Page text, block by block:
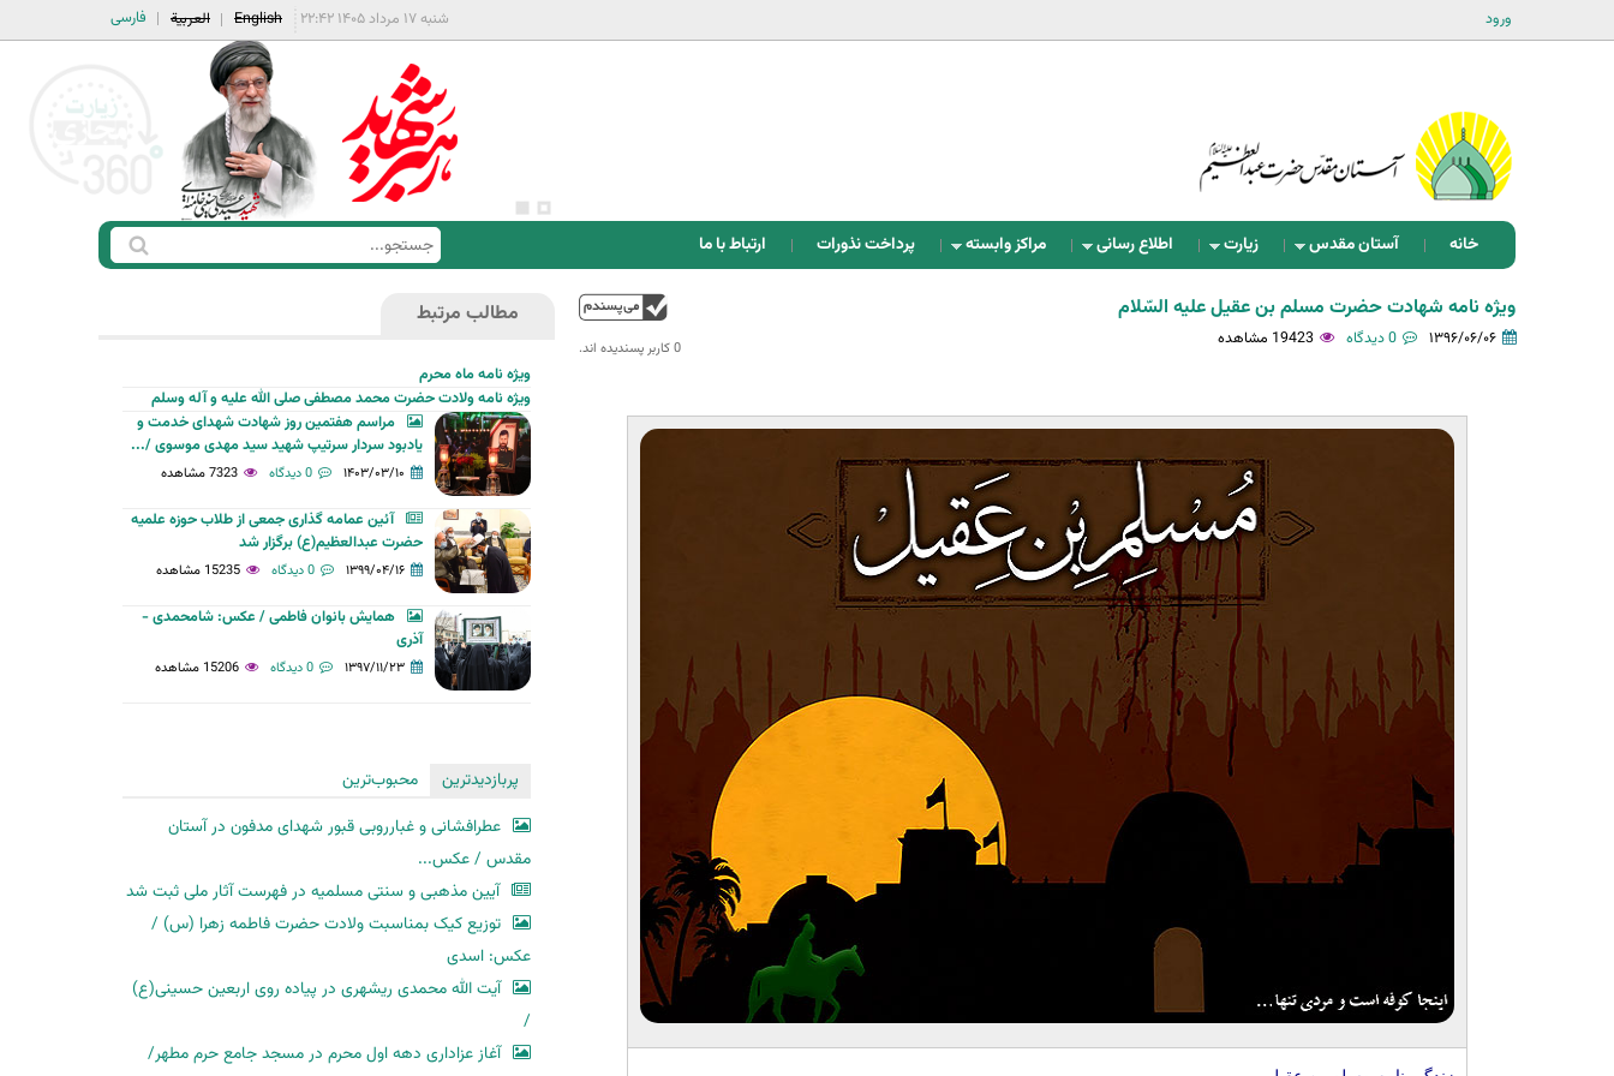
ورود فارسی العربية English شنبه ۱۷ مرداد ۱۴۰۵ ۲۲:۴۲
خانه آستان مقدس زیارت اطلاع رسانی مراکز وابسته پرداخت نذورات ارتباط با ما
ف
ر
س
ج
ج
س
ت
و
0 کاربر پسندیده اند.‎
ویژه نامه شهادت حضرت مسلم بن عقیل علیه السّلام
۱۳۹۶/۰۶/۰۶ 0 دیدگاه 19423 مشاهده
مطالب مرتبط
ویژه نامه ماه محرم
ویژه نامه ولادت حضرت محمد مصطفی صلی الله علیه و آله وسلم
مراسم هفتمین روز شهادت شهدای خدمت و
یادبود سردار سرتیپ شهید سید مهدی موسوی /...
۱۴۰۳/۰۳/۱۰ 0 دیدگاه 7323 مشاهده
آئین عمامه گذاری جمعی از طلاب حوزه علمیه
حضرت عبدالعظیم(ع) برگزار شد
۱۳۹۹/۰۴/۱۶ 0 دیدگاه 15235 مشاهده
همایش بانوان فاطمی / عکس: شامحمدی -
آذری
۱۳۹۷/۱۱/۲۳ 0 دیدگاه 15206 مشاهده
پربازدیدترین
محبوب‌ترین
عطرافشانی و غبارروبی قبور شهدای مدفون در آستان
مقدس / عکس...
آیین مذهبی و سنتی مسلمیه در فهرست آثار ملی ثبت شد
توزیع کیک بمناسبت ولادت حضرت فاطمه زهرا (س) /
عکس: اسدی
آیت الله محمدی ریشهری در پیاده روی اربعین حسینی(ع)
/
آغاز عزاداری دهه اول محرم در مسجد جامع حرم مطهر/